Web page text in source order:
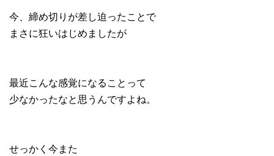
今、締め切りが差し迫ったことで
まさに狂いはじめましたが
最近こんな感覚になることって
少なかったなと思うんですよね。
せっかく今また